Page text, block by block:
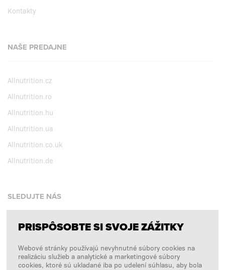
Kontakty
NAŠE PREDAJNE
Allnutrition.cz
Allnutrition.ro
Allnutrition.hu
Allnutrition.ua
Allnutrition.co.uk
Allnutrition.de
SLEDUJTE NÁS
Facebook
Instagram
Copyright © 2026 SFD S. A.
PRISPÔSOBTE SI SVOJE ZÁŽITKY
Webové stránky používajú nevyhnutné súbory cookies na
realizáciu služieb a analytické a marketingové súbory
cookies, ktoré sú ukladané iba po udelení súhlasu, aby bola